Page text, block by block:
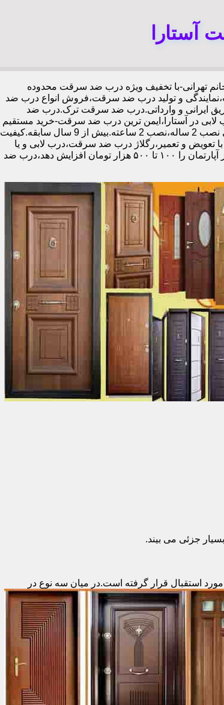
خانم تهرانی-با تخفیف ویژه درب ضد سرقت محدوده
و تولید درب ضد سرقت،فروش انواع درب ضد
ایرانی و وارداتی.درب ضد سرقت ترک.درب ضد
در آستارا،ایمن ترین درب ضد سرقت-خرید مستقیم
از کارخانه قفل گاوصندوقی کاله،ضد برش و ضد دیلم 100% وارداتی،ورق فولادی دوبل چهارطرفه،عایق حرارت و صوت،اکیپ نصاب حرفه ای با گارانتی نصب 2 ساله،نصب 2 ساعته.بیش از 9 سال سابقه.کیفیت
تعویض و تعمیر،رگلاژ درب ضد سرقت،درب لابی و یا
درب ورودی ساختمان از جمله عوامل تأثیر گذار در ظاهر کل ساختمان می‌باشد.طبق تحقیقات انجام شده،درب لابی لوکس می‌تواند ارزش هر متر مربع از آپارتمان را ۱۰۰ تا ۵۰۰ هزار تومان افزایش دهد،درب ضد
جزئی می بیند.
استقبال قرار گرفته است.در میان سه نوع در